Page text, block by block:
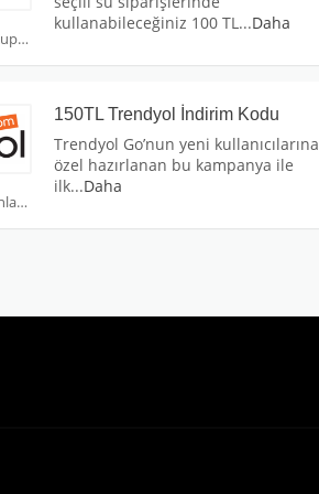
Tüm Yemek Sepeti Kuponları
kullanabileceğiniz 100 TL...Daha
Tüm Trendyol Kuponları
150TL Trendyol İndirim Kodu
Trendyol Go’nun yeni kullanıcılarına
özel hazırlanan bu kampanya ile
ilk...Daha